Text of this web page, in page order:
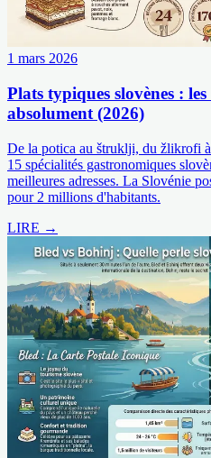
1 mars 2026
Plats typiques slovènes :
absolument (2026)
De la potica au štruklji, du žlikrofi
15 spécialités gastronomiques
meilleures adresses. La Slovénie
pour 2 millions d'habitants.
LIRE →